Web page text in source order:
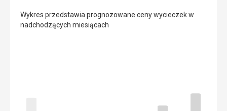
Wykres przedstawia prognozowane ceny wycieczek w
nadchodzących miesiącach